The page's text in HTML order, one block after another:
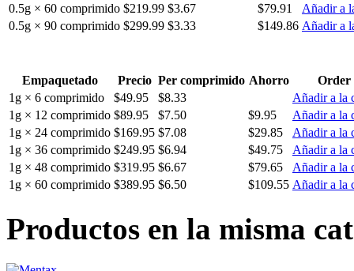
0.5g × 60 comprimido $219.99 $3.67 $79.91
Añadir a
0.5g × 90 comprimido $299.99 $3.33 $149.86 Añadir a
Empaquetado Precio Per comprimido Ahorro
Order
1g × 6 comprimido
$49.95 $8.33
Añadir a la
1g × 12 comprimido $89.95 $7.50 $9.95
Añadir a la
1g × 24 comprimido $169.95 $7.08 $29.85
Añadir a la
1g × 36 comprimido $249.95 $6.94 $49.75
Añadir a la
1g × 48 comprimido $319.95 $6.67 $79.65
Añadir a la
1g × 60 comprimido $389.95 $6.50 $109.55 Añadir a la
Productos en la misma